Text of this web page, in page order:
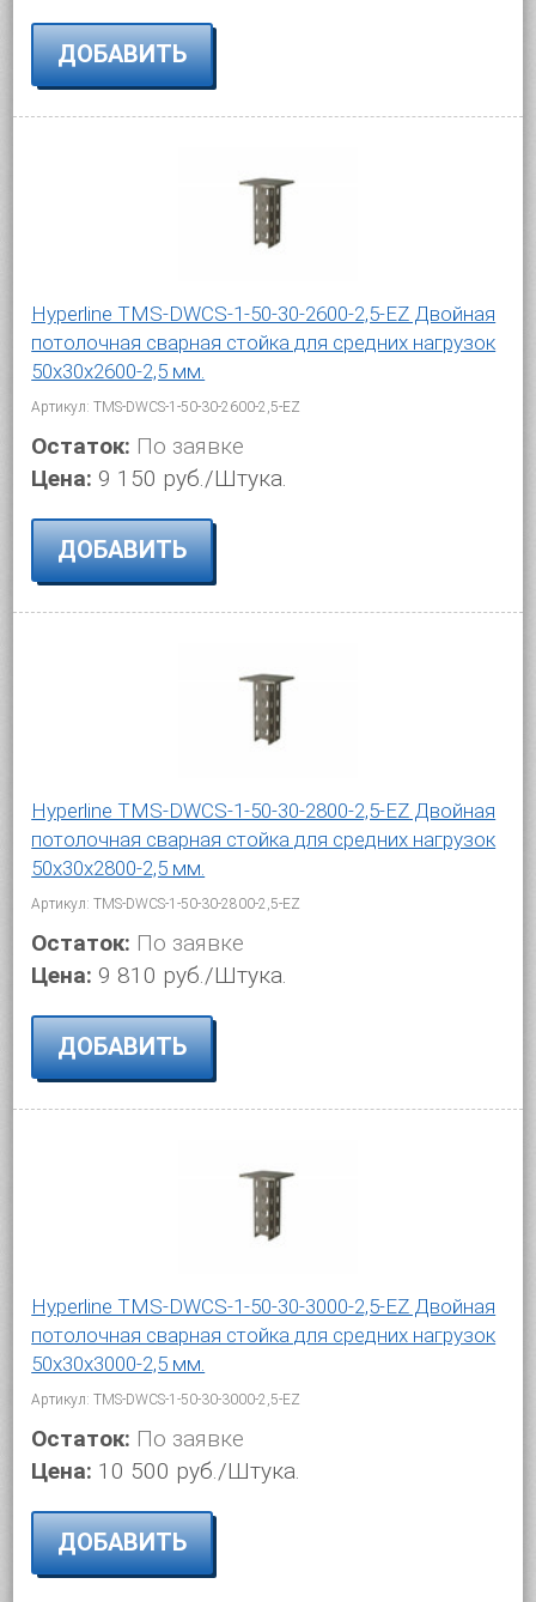
ДОБАВИТЬ
Hyperline TMS-DWCS-1-50-30-2600-2,5-EZ Двойная
потолочная сварная стойка для средних нагрузок
50х30х2600-2,5 мм.
Артикул: TMS-DWCS-1-50-30-2600-2,5-EZ
Остаток: По заявке
Цена: 9 150 руб./Штука.
ДОБАВИТЬ
Hyperline TMS-DWCS-1-50-30-2800-2,5-EZ Двойная
потолочная сварная стойка для средних нагрузок
50х30х2800-2,5 мм.
Артикул: TMS-DWCS-1-50-30-2800-2,5-EZ
Остаток: По заявке
Цена: 9 810 руб./Штука.
ДОБАВИТЬ
Hyperline TMS-DWCS-1-50-30-3000-2,5-EZ Двойная
потолочная сварная стойка для средних нагрузок
50х30х3000-2,5 мм.
Артикул: TMS-DWCS-1-50-30-3000-2,5-EZ
Остаток: По заявке
Цена: 10 500 руб./Штука.
ДОБАВИТЬ